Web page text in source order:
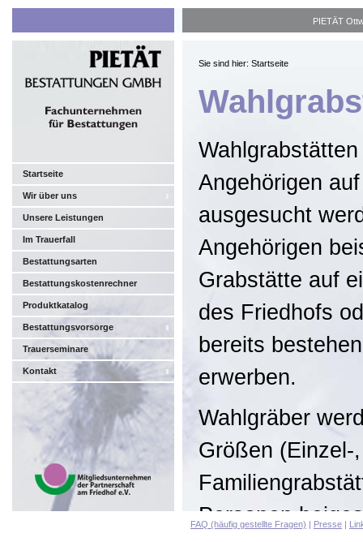
PIETÄT
Startseite
Wir über uns
Unsere Leistungen
Im Trauerfall
Bestattungsarten
Bestattungskostenrechner
Produktkatalog
Bestattungsvorsorge
Trauerseminare
Kontakt
Sie sind hier: Startseite
Angehörigen
ausgesucht
Angehörigen
Grabstätte auf
des Friedhofs
bereits
erwerben.
Wahlgräber
Größen (Einzel-
Personen
FAQ (häufig gestellte Fragen) | Presse |